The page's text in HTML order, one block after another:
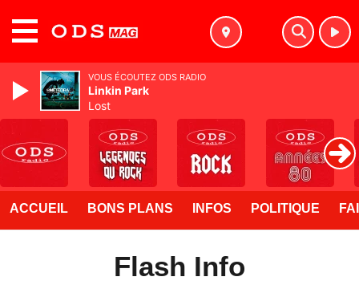
ACCUEIL BONS PLANS INFOS POLITIQUE
Flash Info
VOUS ÉCOUTEZ ODS RADIO
Linkin Park
Lost